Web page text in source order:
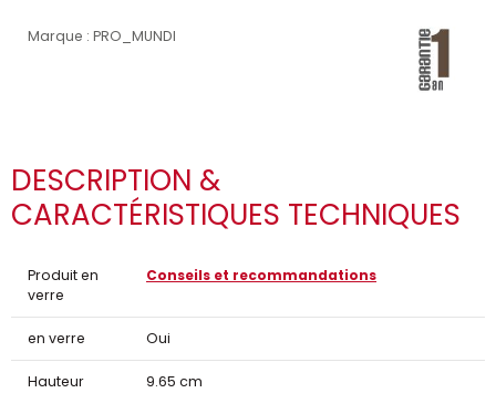
Marque : PRO_MUNDI
DESCRIPTION &
CARACTÉRISTIQUES TECHNIQUES
Produit en
verre
Conseils et recommandations
en verre Oui
Hauteur 9.65 cm